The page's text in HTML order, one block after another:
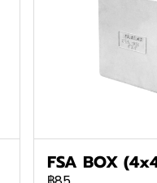
FSA BOX